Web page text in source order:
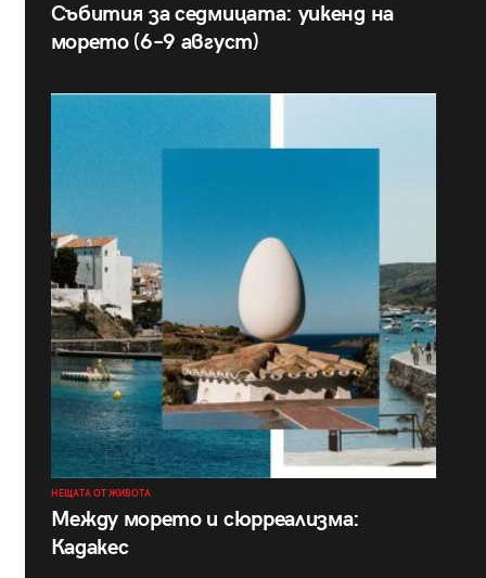
Събития за седмицата: уикенд на
морето (6–9 август)
НЕЩАТА ОТ ЖИВОТА
Между морето и сюрреализма:
Кадакес